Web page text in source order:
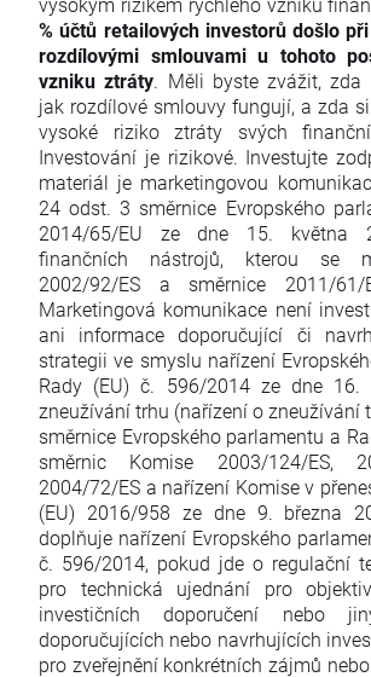
% účtů retailových investorů došlo při
rozdílovými smlouvami u tohoto
vzniku ztráty. Měli byste zvážit, zda
jak rozdílové smlouvy fungují, a zda
vysoké riziko ztráty svých
Investování je rizikové. Investujte
materiál je marketingovou
24 odst. 3 směrnice Evropského
2014/65/EU ze dne 15. května
finančních nástrojů, kterou se
2002/92/ES a směrnice 2011/
Marketingová komunikace není
ani informace doporučující či
strategii ve smyslu nařízení
Rady (EU) č. 596/2014 ze dne
zneužívání trhu (nařízení o zneužívání
směrnice Evropského parlamentu a
směrnic Komise 2003/124/ES,
2004/72/ES a nařízení Komise v
(EU) 2016/958 ze dne 9. března
doplňuje nařízení Evropského
č. 596/2014, pokud jde o regulační
pro technická ujednání pro
investičních doporučení nebo
doporučujících nebo navrhujících
pro zveřejnění konkrétních zájmů